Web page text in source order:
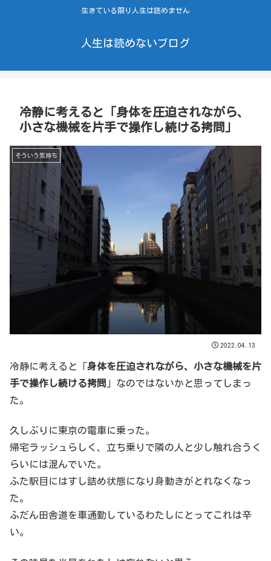
生きている限り人生は読めません
人生は読めないブログ
冷静に考えると「身体を圧迫されながら、
小さな機械を片手で操作し続ける拷問」
そういう気持ち
2022.04.13
冷静に考えると「身体を圧迫されながら、小さな機械を片
手で操作し続ける拷問 」なのではないかと思ってしまっ
た。
久しぶりに東京の電車に乗った。
帰宅ラッシュらしく、立ち乗りで隣の人と少し触れ合うく
らいには混んでいた。
ふた駅目にはすし詰め状態になり身動きがとれなくなっ
た。
ふだん田舎道を車通勤しているわたしにとってこれは辛
い。